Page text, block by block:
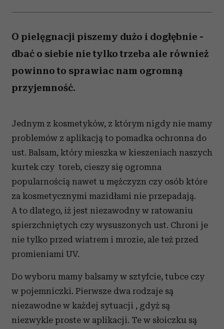
O pielęgnacji piszemy dużo i dogłębnie -
dbać o siebie nie tylko trzeba ale również
powinno to sprawiac nam ogromną
przyjemność.
Jednym z kosmetyków, z którym nigdy nie mamy
problemów z aplikacją to pomadka ochronna do
ust. Balsam, który mieszka w kieszeniach naszych
kurtek czy toreb, cieszy się ogromna
popularnością nawet u mężczyzn czy osób które
za kosmetycznymi mazidłami nie przepadają.
A to dlatego, iż jest niezawodny w ratowaniu
spierzchniętych czy wysuszonych ust. Chroni je
nie tylko przed wiatrem i mrozie, ale też przed
promieniami UV.
Do wyboru mamy balsamy w sztyfcie, tubce czy
w pojemniczki. Pierwsze dwa rodzaje są
niezawodne w każdej sytuacji , gdyż są
niezwykle proste w aplikacji. Te w słoiczku są